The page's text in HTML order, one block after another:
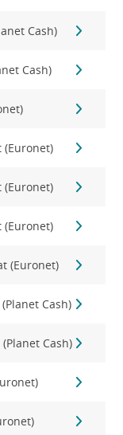
Cash)
Cash)
(Euronet)
(Euronet)
(Euronet)
(Euronet)
Cash)
Cash)